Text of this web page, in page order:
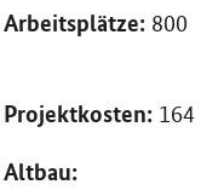
Arbeitsplätze: 800
Projektkosten: 164
Altbau: